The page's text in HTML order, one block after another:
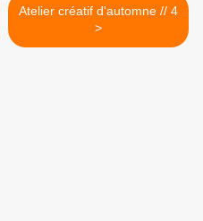
Atelier créatif d'automne // 4
>